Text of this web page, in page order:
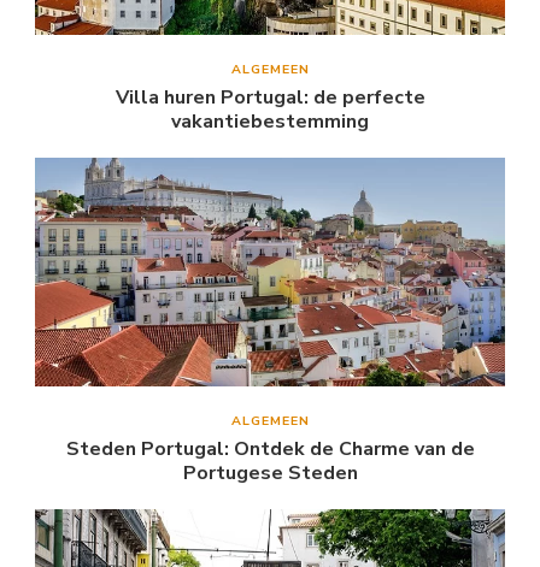
ALGEMEEN
Villa huren Portugal: de perfecte
vakantiebestemming
ALGEMEEN
Steden Portugal: Ontdek de Charme van de
Portugese Steden